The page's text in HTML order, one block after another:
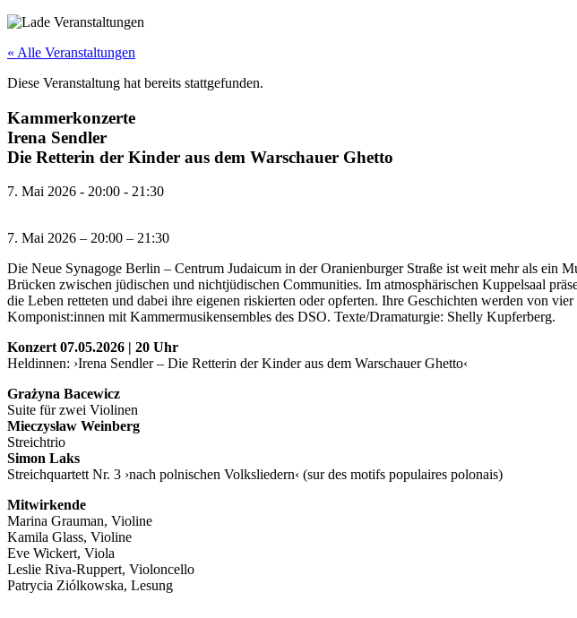
« Alle Veranstaltungen
Diese Veranstaltung hat bereits stattgefunden.
Kammerkonzerte
Irena Sendler
Die Retterin der Kinder aus dem Warschauer Ghetto
7. Mai 2026 - 20:00 - 21:30
7. Mai 2026 – 20:00 – 21:30
Die Neue Synagoge Berlin – Centrum Judaicum in der Oranienburger Straße ist weit mehr als ein
Brücken zwischen jüdischen und nichtjüdischen Communities. Im atmosphärischen Kuppelsaal
die Leben retteten und dabei ihre eigenen riskierten oder opferten. Ihre Geschichten werden von
Komponist:innen mit Kammermusikensembles des DSO. Texte/Dramaturgie: Shelly Kupferberg.
Konzert 07.05.2026 | 20 Uhr
Heldinnen: ›Irena Sendler – Die Retterin der Kinder aus dem Warschauer Ghetto‹
Grażyna Bacewicz
Suite für zwei Violinen
Mieczysław Weinberg
Streichtrio
Simon Laks
Streichquartett Nr. 3 ›nach polnischen Volksliedern‹ (sur des motifs populaires polonais)
Mitwirkende
Marina Grauman, Violine
Kamila Glass, Violine
Eve Wickert, Viola
Leslie Riva-Ruppert, Violoncello
Patrycia Ziólkowska, Lesung